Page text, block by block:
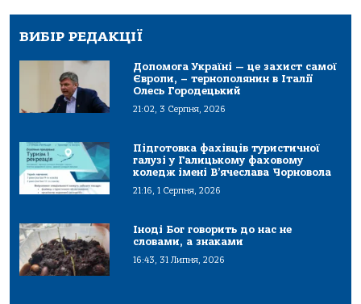
ВИБІР РЕДАКЦІЇ
Допомога Україні — це захист самої
Європи, – тернополянин в Італії
Олесь Городецький
21:02, 3 Серпня, 2026
Підготовка фахівців туристичної
галузі у Галицькому фаховому
коледж імені В’ячеслава Чорновола
21:16, 1 Серпня, 2026
Іноді Бог говорить до нас не
словами, а знаками
16:43, 31 Липня, 2026